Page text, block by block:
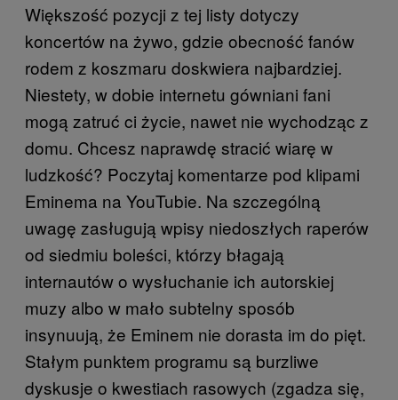
Większość pozycji z tej listy dotyczy
koncertów na żywo, gdzie obecność fanów
rodem z koszmaru doskwiera najbardziej.
Niestety, w dobie internetu gówniani fani
mogą zatruć ci życie, nawet nie wychodząc z
domu. Chcesz naprawdę stracić wiarę w
ludzkość? Poczytaj komentarze pod klipami
Eminema na YouTubie. Na szczególną
uwagę zasługują wpisy niedoszłych raperów
od siedmiu boleści, którzy błagają
internautów o wysłuchanie ich autorskiej
muzy albo w mało subtelny sposób
insynuują, że Eminem nie dorasta im do pięt.
Stałym punktem programu są burzliwe
dyskusje o kwestiach rasowych (zgadza się,